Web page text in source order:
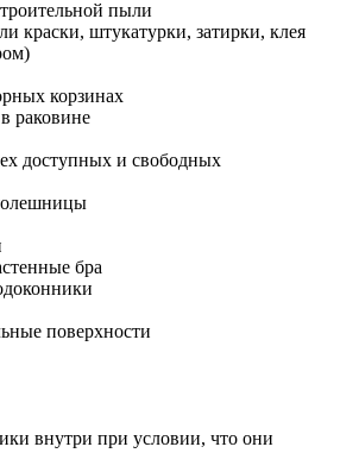
пыли
краски, штукатурки, затирки, клея
корзинах
раковине
доступных и свободных
бра
поверхности
внутри при условии, что они